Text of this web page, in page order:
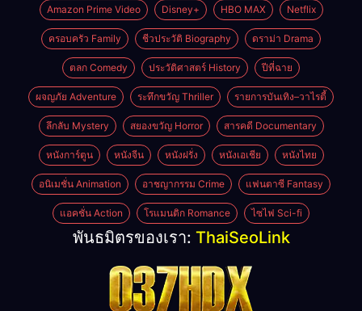
Amazon Prime Video Disney+ HBO MAX Netflix
ครอบครัว Family ชีวประวัติ Biography ดราม่า Drama
ตลก Comedy ประวัติศาสตร์ History ปีที่ฉาย
ผจญภัย Adventure ระทึกขวัญ Thriller รายการบันเทิง–วาไรตี้
ลึกลับ Mystery สยองขวัญ Horror สารคดี Documentary
หนังการ์ตูน หนังจีน หนังฝรั่ง หนังเอเชีย หนังไทย
อนิเมชั่น Animation อาชญากรรม Crime แฟนตาซี Fantasy
แอคชั่น Action โรแมนติก Romance ไซไฟ Sci-fi
พันธมิตรของเรา: ThaiSeoLink